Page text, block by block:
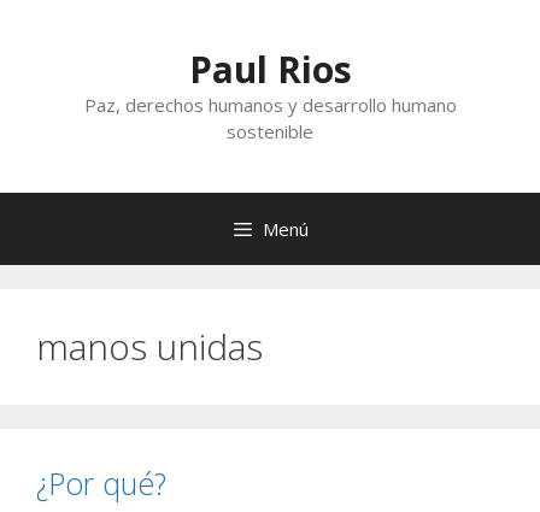
Paul Rios
Paz, derechos humanos y desarrollo humano
sostenible
Menú
manos unidas
¿Por qué?